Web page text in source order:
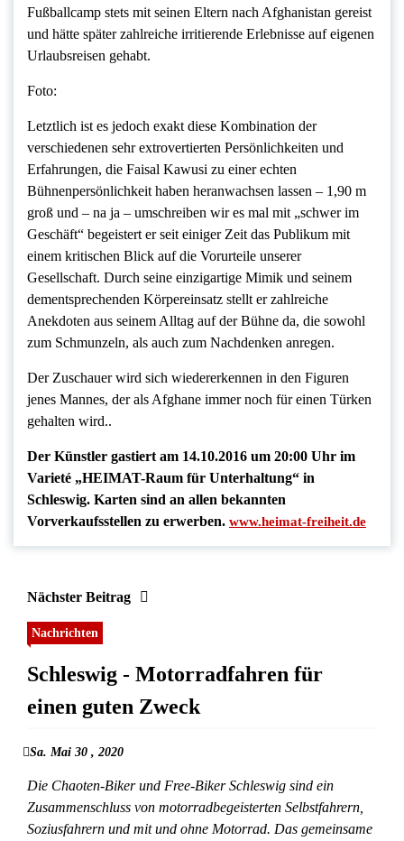
Fußballcamp stets mit seinen Eltern nach Afghanistan gereist
und hätte später zahlreiche irritierende Erlebnisse auf eigenen
Urlaubsreisen gehabt.
Foto:
Letztlich ist es jedoch exakt diese Kombination der
verschiedenen sehr extrovertierten Persönlichkeiten und
Erfahrungen, die Faisal Kawusi zu einer echten
Bühnenpersönlichkeit haben heranwachsen lassen – 1,90 m
groß und – na ja – umschreiben wir es mal mit „schwer im
Geschäft“ begeistert er seit einiger Zeit das Publikum mit
einem kritischen Blick auf die Vorurteile unserer
Gesellschaft. Durch seine einzigartige Mimik und seinem
dementsprechenden Körpereinsatz stellt er zahlreiche
Anekdoten aus seinem Alltag auf der Bühne da, die sowohl
zum Schmunzeln, als auch zum Nachdenken anregen.
Der Zuschauer wird sich wiedererkennen in den Figuren
jenes Mannes, der als Afghane immer noch für einen Türken
gehalten wird..
Der Künstler gastiert am 14.10.2016 um 20:00 Uhr im
Varieté „HEIMAT-Raum für Unterhaltung“ in
Schleswig. Karten sind an allen bekannten
Vorverkaufsstellen zu erwerben. www.heimat-freiheit.de
Nächster Beitrag
Nachrichten
Schleswig - Motorradfahren für
einen guten Zweck
Sa. Mai 30 , 2020
Die Chaoten-Biker und Free-Biker Schleswig sind ein
Zusammenschluss von motorradbegeisterten Selbstfahrern,
Soziusfahrern und mit und ohne Motorrad. Das gemeinsame